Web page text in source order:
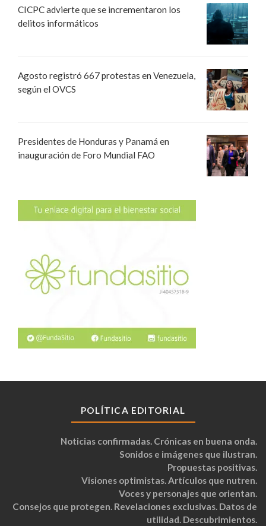
CICPC advierte que se incrementaron los
delitos informáticos
Agosto registró 667 protestas en Venezuela,
según el OVCS
Presidentes de Honduras y Panamá en
inauguración de Foro Mundial FAO
POLÍTICA EDITORIAL
Noticias confirmadas. Crónicas en buena onda.
Sonidos e imágenes que ilustran.
Propuestas positivas.
Visiones optimistas. Artículos que nutren.
Voces y personajes que orientan.
Consejos que protegen. Revelaciones exclusivas. Datos de
utilidad. Descubrimientos.